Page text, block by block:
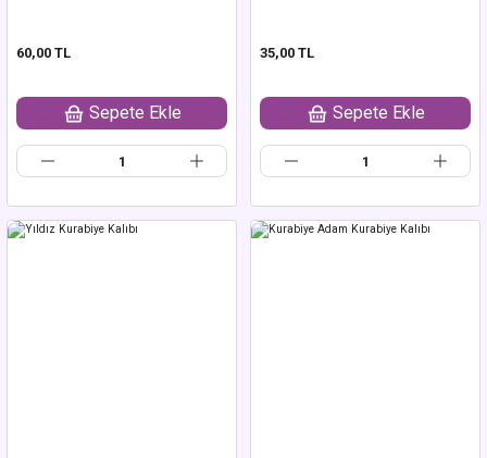
60,00 TL
Sepete Ekle
35,00 TL
Sepete Ekle